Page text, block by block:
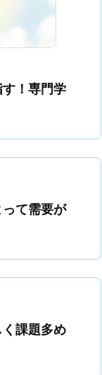
！専門学
て需要が
課題多め